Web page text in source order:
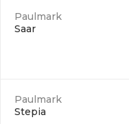
Paulmark
Saar
Paulmark
Stepia